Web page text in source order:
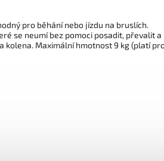
pro běhání nebo jízdu na bruslích.
se neumí bez pomoci posadit, převalit a
kolena. Maximální hmotnost 9 kg (platí